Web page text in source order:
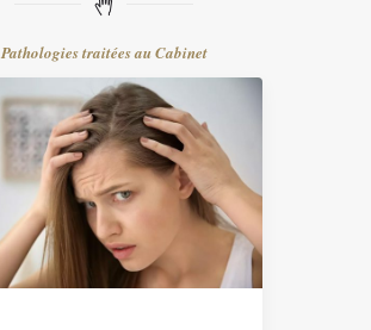
Pathologies traitées au Cabinet